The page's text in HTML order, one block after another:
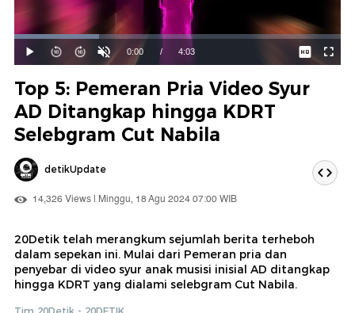
Mainkan
Suara
Hidup
Waktu
0:00 / Durasi
4:03
Dimuat:
26.03%
Top 5: Pemeran Pria Video Syur
AD Ditangkap hingga KDRT
Selebgram Cut Nabila
detikUpdate
14,326 Views | Minggu, 18 Agu 2024 07:00 WIB
20Detik telah merangkum sejumlah berita terheboh
dalam sepekan ini. Mulai dari Pemeran pria dan
penyebar di video syur anak musisi inisial AD ditangkap
hingga KDRT yang dialami selebgram Cut Nabila.